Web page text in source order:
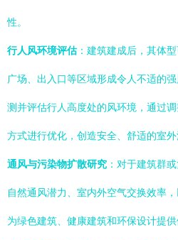
性。
行人风环境评估：建筑建成后，其体
广场、出入口等区域形成令人不适的
测并评估行人高度处的风环境，通过
方式进行优化，创造安全、舒适的室外
通风与污染物扩散研究 ：对于建筑群
自然通风潜力、室内外空气交换效率
为绿色建筑、健康建筑和环保设计提供